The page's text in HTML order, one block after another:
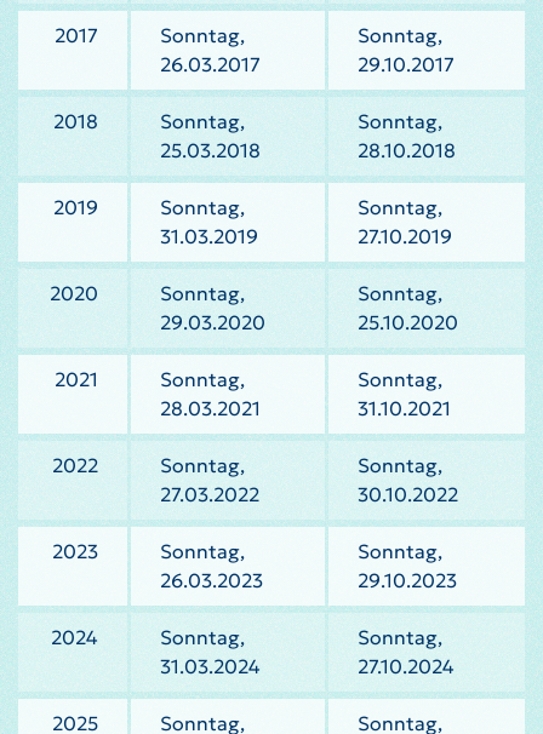
2017
Sonntag,
26.03.2017
Sonntag,
29.10.2017
2018
Sonntag,
25.03.2018
Sonntag,
28.10.2018
2019
Sonntag,
31.03.2019
Sonntag,
27.10.2019
2020
Sonntag,
29.03.2020
Sonntag,
25.10.2020
2021
Sonntag,
28.03.2021
Sonntag,
31.10.2021
2022
Sonntag,
27.03.2022
Sonntag,
30.10.2022
2023
Sonntag,
26.03.2023
Sonntag,
29.10.2023
2024
Sonntag,
31.03.2024
Sonntag,
27.10.2024
2025 Sonntag, Sonntag,